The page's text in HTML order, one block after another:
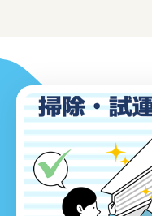
ぼうさい部